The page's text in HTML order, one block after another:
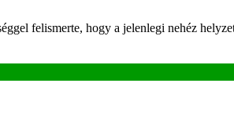
felismerte, hogy a jelenlegi nehéz